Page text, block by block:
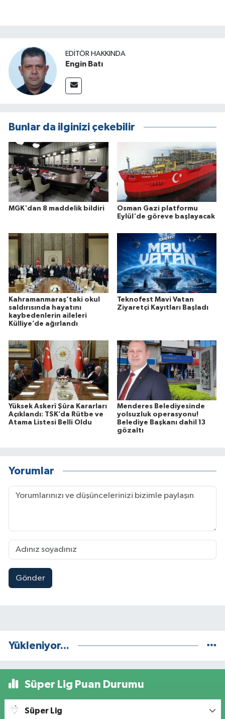
EDITÖR HAKKINDA
Engin Batı
Bunlar da ilginizi çekebilir
MGK'dan 8 maddelik bildiri
Osman Gazi platformu
Eylül'de göreve başlayacak
Kahramanmaraş’taki okul
saldırısında hayatını
kaybedenlerin aileleri
Külliye’de ağırlandı
Teknofest Mavi Vatan
Ziyaretçi Kayıtları Başladı
Yüksek Askerî Şûra Kararları
Açıklandı: TSK’da Rütbe ve
Atama Listesi Belli Oldu
Menderes Belediyesinde
yolsuzluk operasyonu!
Belediye Başkanı dahil 13
gözaltı
Yorumlar
Gönder
Yükleniyor...
Süper Lig Puan Durumu
Süper Lig